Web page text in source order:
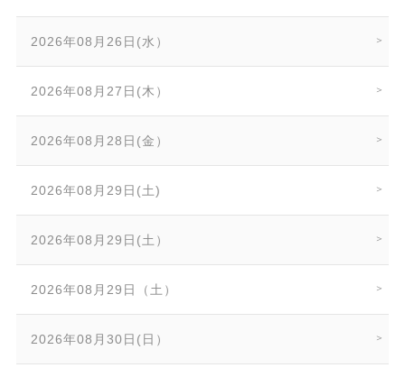
2026年08月26日(水）
2026年08月27日(木）
2026年08月28日(金）
2026年08月29日(土)
2026年08月29日(土）
2026年08月29日（土）
2026年08月30日(日）